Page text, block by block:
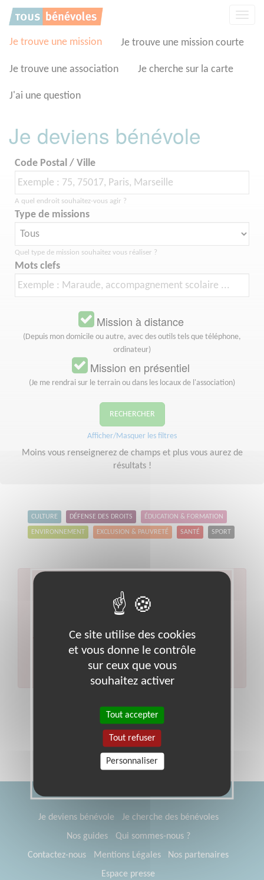
Je trouve une mission Je trouve une mission courte
Je trouve une association Je cherche sur la carte
J'ai une question
Je deviens bénévole
Code Postal / Ville
A quel endroit souhaitez-vous agir ?
Type de missions
Quel type de mission souhaitez vous réaliser ?
Mots clefs
Mission à distance
(Depuis mon domicile ou autre, avec des outils tels que téléphone,
ordinateur)
Mission en présentiel
(Je me rendrai sur le terrain ou dans les locaux de l'association)
RECHERCHER
Afficher/Masquer les filtres
Moins vous renseignerez de champs et plus vous aurez de
résultats !
CULTURE DÉFENSE DES DROITS ÉDUCATION & FORMATION
ENVIRONNEMENT EXCLUSION & PAUVRETÉ SANTÉ SPORT
recherche
Veuillez indiquer moins de critères et/ou remplacer
votre code postal par celui de votre département.
Effectuer une nouvelle recherche
Je deviens bénévole
Je cherche des bénévoles
Nos guides
Qui sommes-nous ?
Contactez-nous
Mentions Légales
Nos partenaires
Espace presse
Panneau de gestion des cookies
Ce site utilise des cookies
et vous donne le contrôle
sur ceux que vous
souhaitez activer
Tout accepter
Tout refuser
Personnaliser